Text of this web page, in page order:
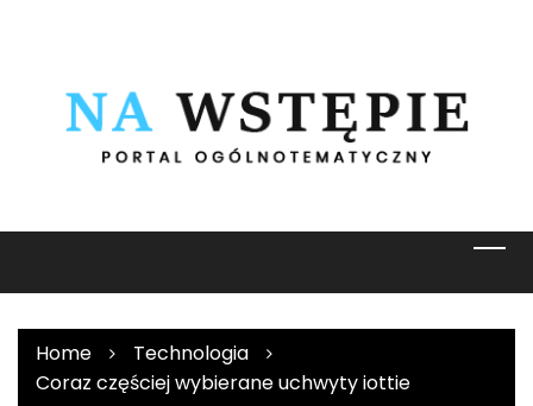
Home
Technologia
Coraz częściej wybierane uchwyty iottie